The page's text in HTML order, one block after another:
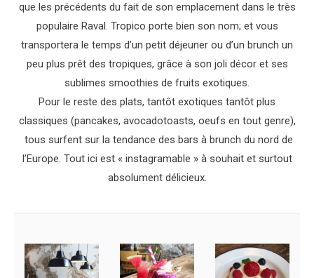
que les précédents du fait de son emplacement dans le très
populaire Raval. Tropico porte bien son nom; et vous
transportera le temps d’un petit déjeuner ou d’un brunch un
peu plus prêt des tropiques, grâce à son joli décor et ses
sublimes smoothies de fruits exotiques.
Pour le reste des plats, tantôt exotiques tantôt plus
classiques (pancakes, avocadotoasts, oeufs en tout genre),
tous surfent sur la tendance des bars à brunch du nord de
l’Europe. Tout ici est « instagramable » à souhait et surtout
absolument délicieux.